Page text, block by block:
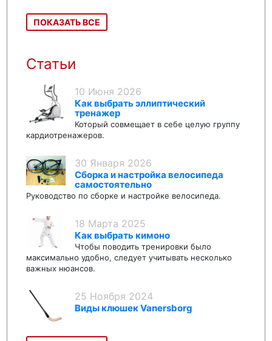
ПОКАЗАТЬ ВСЕ
Статьи
10 Июня 2026
Как выбрать эллиптический
тренажер
Который совмещает в себе целую группу
кардиотренажеров.
30 Января 2026
Сборка и настройка велосипеда
самостоятельно
Руководство по сборке и настройке велосипеда.
18 Марта 2025
Как выбрать кимоно
Чтобы поводить тренировки было
максимально удобно, следует учитывать несколько
важных нюансов.
25 Ноября 2024
Виды клюшек Vanersborg